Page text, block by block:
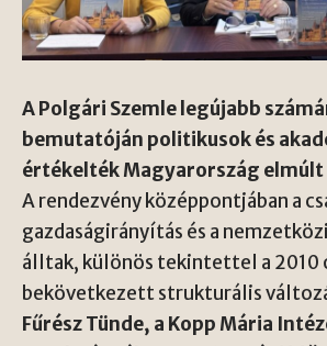
A Polgári Szemle legújabb
bemutatóján politikusok és
értékelték Magyarország
A rendezvény középpontjában a
gazdaságirányítás és a
álltak, különös tekintettel a 2010
bekövetkezett strukturális
Fűrész Tünde, a Kopp Mária